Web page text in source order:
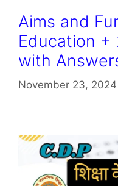
Aims and
Education +
with
November 23, 2024